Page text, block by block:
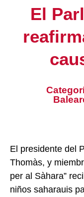
El
El presidente del
Thomàs, y
per al Sàhara”
niños saharauis